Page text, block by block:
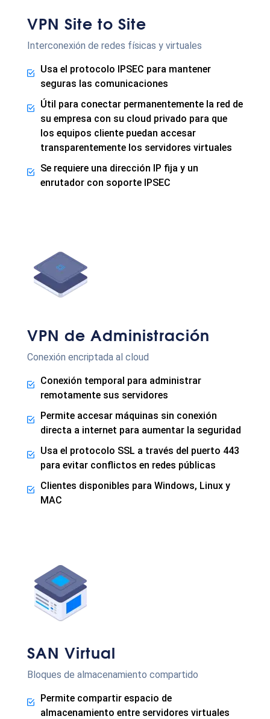
VPN Site to Site
Interconexión de redes físicas y virtuales
Usa el protocolo IPSEC para mantener
seguras las comunicaciones
Útil para conectar permanentemente la red de
su empresa con su cloud privado para que
los equipos cliente puedan accesar
transparentemente los servidores virtuales
Se requiere una dirección IP fija y un
enrutador con soporte IPSEC
VPN de Administración
Conexión encriptada al cloud
Conexión temporal para administrar
remotamente sus servidores
Permite accesar máquinas sin conexión
directa a internet para aumentar la seguridad
Usa el protocolo SSL a través del puerto 443
para evitar conflictos en redes públicas
Clientes disponibles para Windows, Linux y
MAC
SAN Virtual
Bloques de almacenamiento compartido
Permite compartir espacio de
almacenamiento entre servidores virtuales